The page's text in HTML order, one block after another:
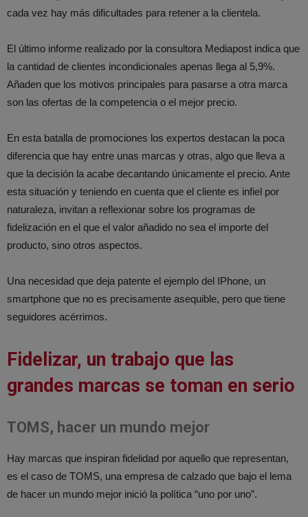
cada vez hay más dificultades para retener a la clientela.
El último informe realizado por la consultora Mediapost indica que
la cantidad de clientes incondicionales apenas llega al 5,9%.
Añaden que los motivos principales para pasarse a otra marca
son las ofertas de la competencia o el mejor precio.
En esta batalla de promociones los expertos destacan la poca
diferencia que hay entre unas marcas y otras, algo que lleva a
que la decisión la acabe decantando únicamente el precio. Ante
esta situación y teniendo en cuenta que el cliente es infiel por
naturaleza, invitan a reflexionar sobre los programas de
fidelización en el que el valor añadido no sea el importe del
producto, sino otros aspectos.
Una necesidad que deja patente el ejemplo del IPhone, un
smartphone que no es precisamente asequible, pero que tiene
seguidores acérrimos.
Fidelizar, un trabajo que las
grandes marcas se toman en serio
TOMS, hacer un mundo mejor
Hay marcas que inspiran fidelidad por aquello que representan,
es el caso de TOMS, una empresa de calzado que bajo el lema
de hacer un mundo mejor inició la política “uno por uno”.